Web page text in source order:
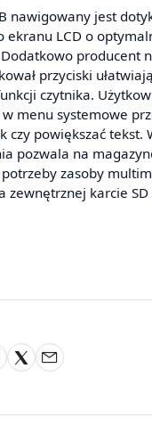
nawigowany jest
ekranu LCD o
producent
przyciski
czytnika.
menu systemowe
czy powiększać tekst.
pozwala na
zasoby
zewnętrznej karcie